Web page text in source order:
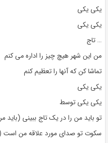
یکی یکی
یکی یکی
… تاج
من این شهر هیچ چیز را اداره می کنم
تماشا کن که آنها را تعظیم کنم
یکی یکی
یکی یکی توسط
تو باید من را در یک تاج ببینی (باید
سکوت تو صدای مورد علاقه من است (تو